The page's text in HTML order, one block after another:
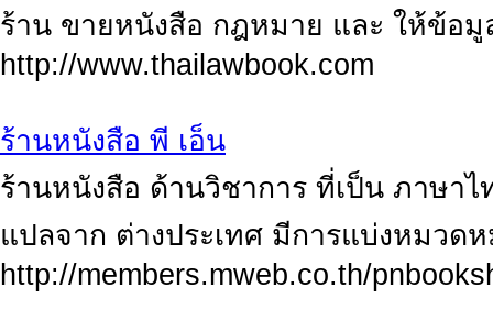
ร้าน ขายหนังสือ กฎหมาย และ ให้ข้อ
http://www.thailawbook.com
ร้านหนังสือ พี เอ็น
ร้านหนังสือ ด้านวิชาการ ที่เป็น ภาษา
แปลจาก ต่างประเทศ มีการแบ่งหมวด
http://members.mweb.co.th/